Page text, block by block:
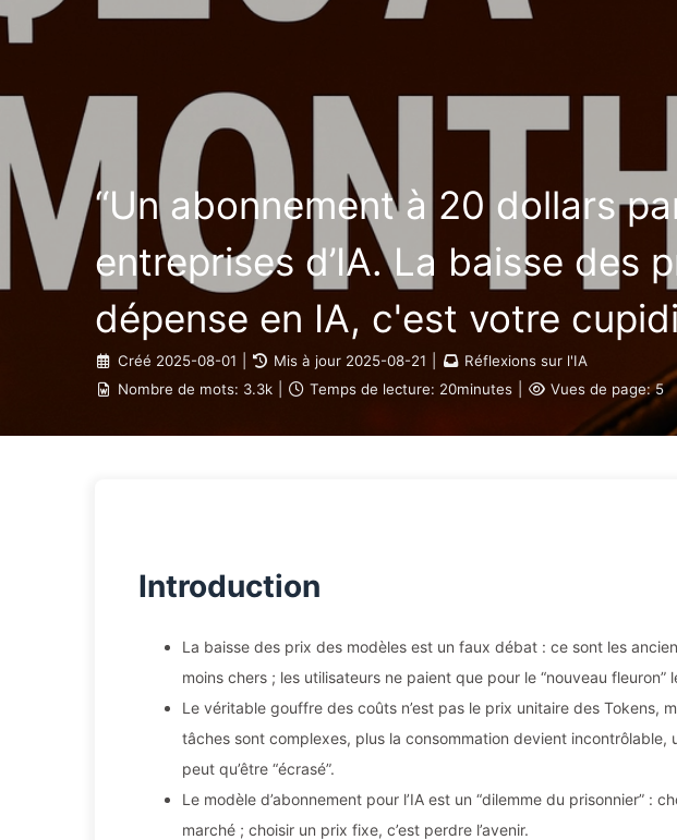
“Un abonnement à 20 dollars
entreprises d’IA. La baisse des
dépense en IA, c'est votre
Créé 2025-08-01 Mis à jour 2025-08-21
Réflexions sur l'IA
Nombre de mots: 3.3k Temps de lecture: 20minutes Vues de page: 5
Introduction
La baisse des prix des modèles est un faux débat : ce sont les
moins chers ; les utilisateurs ne paient que pour le “nouveau fleuron”
Le véritable gouffre des coûts n’est pas le prix unitaire des Tokens,
tâches sont complexes, plus la consommation devient incontrôlable,
peut qu’être “écrasé”.
Le modèle d’abonnement pour l’IA est un “dilemme du prisonnier” :
marché ; choisir un prix fixe, c’est perdre l’avenir.